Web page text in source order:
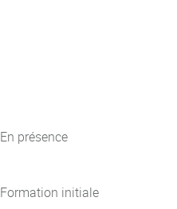
En présence
Formation initiale